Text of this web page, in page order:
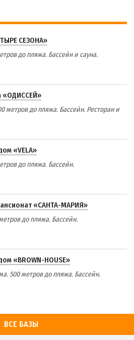
СЕЗОНА»
до пляжа. Бассейн и сауна.
«ОДИССЕЙ»
метров до пляжа. Бассейн. Ресторан и
«VELA»
до пляжа. Бассейн.
«САНТА-МАРИЯ»
до пляжа. Бассейн.
«BROWN-HOUSE»
500 метров до пляжа. Бассейн.
ВСЕ БАЗЫ